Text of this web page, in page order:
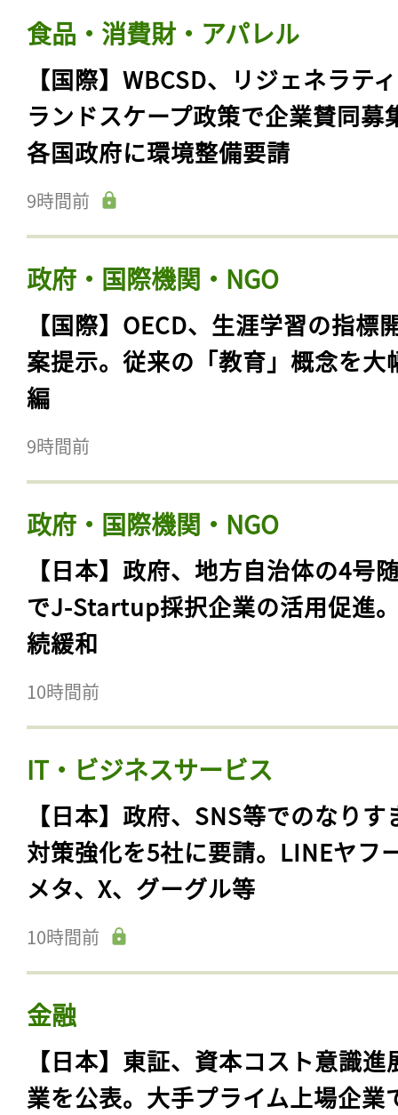
食品・消費財・アパレル
【国際】WBCSD、リジェネラテ
ランドスケープ政策で企業賛同募
各国政府に環境整備要請
9時間前
政府・国際機関・NGO
【国際】OECD、生涯学習の指標
案提示。従来の「教育」概念を大
編
9時間前
政府・国際機関・NGO
【日本】政府、地方自治体の4号
でJ-Startup採択企業の活用促進
続緩和
10時間前
IT・ビジネスサービス
【日本】政府、SNS等でのなりす
対策強化を5社に要請。LINEヤフ
メタ、X、グーグル等
10時間前
金融
【日本】東証、資本コスト意識進
業を公表。大手プライム上場企業